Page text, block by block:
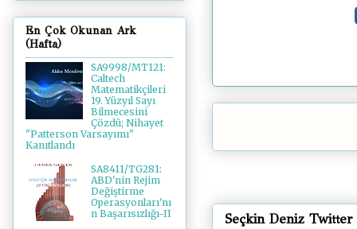
Seçkin Deniz Twitter
En Çok Okunan Ark
(Hafta)
SA9998/MT121:
Caltech
Matematikçileri
19. Yüzyıl Sayı
Bilmecesini
Çözdü; Nihayet
"Patterson Varsayımı"
Kanıtlandı
SA8411/TG281:
ABD'nin Rejim
Değiştirme
Operasyonları'nı
n Başarısızlığı-II